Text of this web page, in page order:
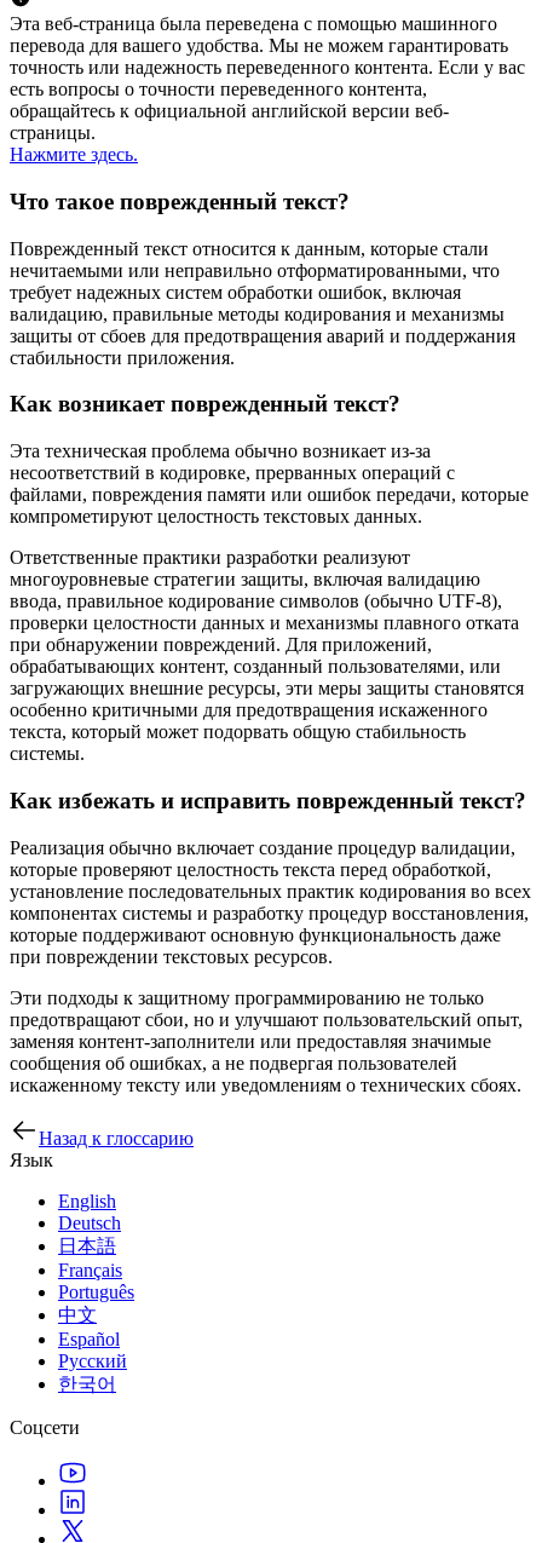
Эта веб-страница была переведена с помощью машинного
перевода для вашего удобства. Мы не можем гарантировать
точность или надежность переведенного контента. Если у вас
есть вопросы о точности переведенного контента,
обращайтесь к официальной английской версии веб-
страницы.
Нажмите здесь.
Что такое поврежденный текст?
Поврежденный текст относится к данным, которые стали
нечитаемыми или неправильно отформатированными, что
требует надежных систем обработки ошибок, включая
валидацию, правильные методы кодирования и механизмы
защиты от сбоев для предотвращения аварий и поддержания
стабильности приложения.
Как возникает поврежденный текст?
Эта техническая проблема обычно возникает из-за
несоответствий в кодировке, прерванных операций с
файлами, повреждения памяти или ошибок передачи, которые
компрометируют целостность текстовых данных.
Ответственные практики разработки реализуют
многоуровневые стратегии защиты, включая валидацию
ввода, правильное кодирование символов (обычно UTF-8),
проверки целостности данных и механизмы плавного отката
при обнаружении повреждений. Для приложений,
обрабатывающих контент, созданный пользователями, или
загружающих внешние ресурсы, эти меры защиты становятся
особенно критичными для предотвращения искаженного
текста, который может подорвать общую стабильность
системы.
Как избежать и исправить поврежденный текст?
Реализация обычно включает создание процедур валидации,
которые проверяют целостность текста перед обработкой,
установление последовательных практик кодирования во всех
компонентах системы и разработку процедур восстановления,
которые поддерживают основную функциональность даже
при повреждении текстовых ресурсов.
Эти подходы к защитному программированию не только
предотвращают сбои, но и улучшают пользовательский опыт,
заменяя контент-заполнители или предоставляя значимые
сообщения об ошибках, а не подвергая пользователей
искаженному тексту или уведомлениям о технических сбоях.
Назад к глоссарию
Язык
English
Deutsch
日本語
Français
Português
中文
Español
Русский
한국어
Соцсети